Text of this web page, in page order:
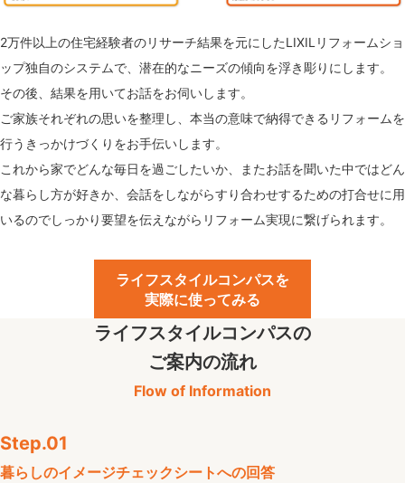
2万件以上の住宅経験者のリサーチ結果を元にしたLIXILリフォームショ
ップ独自のシステムで、潜在的なニーズの傾向を浮き彫りにします。
その後、結果を用いてお話をお伺いします。
ご家族それぞれの思いを整理し、本当の意味で納得できるリフォームを
行うきっかけづくりをお手伝いします。
これから家でどんな毎日を過ごしたいか、またお話を聞いた中ではどん
な暮らし方が好きか、会話をしながらすり合わせするための打合せに用
いるのでしっかり要望を伝えながらリフォーム実現に繋げられます。
ライフスタイルコンパスを
実際に使ってみる
ライフスタイルコンパスの
ご案内の流れ
Flow of Information
Step.01
暮らしのイメージチェックシートへの回答